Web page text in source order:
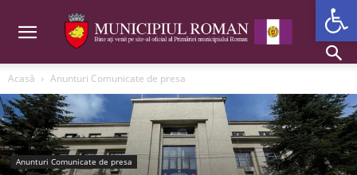
Acasă Anunturi Comunicate de presa
Anunturi Comunicate de presa